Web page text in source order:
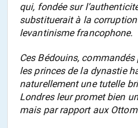
qui, fondée sur
substituerait à la
levantinisme francophone.
Ces Bédouins,
les princes de la dynastie
naturellement une tutelle
Londres leur promet bien
mais par rapport aux